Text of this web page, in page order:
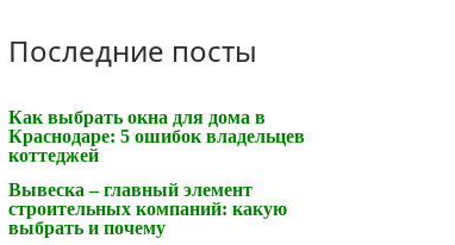
Последние посты
Как выбрать окна для дома в
Краснодаре: 5 ошибок владельцев
коттеджей
Вывеска – главный элемент
строительных компаний: какую
выбрать и почему